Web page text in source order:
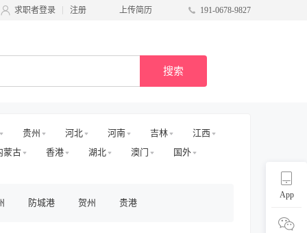
求职者登录 注册 上传简历 191-0678-9827
搜索
贵州 河北 河南 吉林
江西
蒙古 香港 湖北 澳门
国外
防城港 贺州 贵港
App